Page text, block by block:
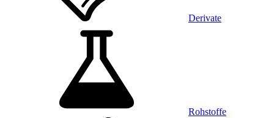
Derivate
Rohstoffe